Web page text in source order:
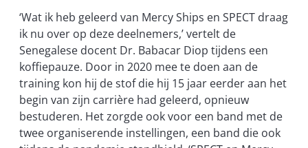
‘Wat ik heb geleerd van Mercy Ships en SPECT draag
ik nu over op deze deelnemers,’ vertelt de
Senegalese docent Dr. Babacar Diop tijdens een
koffiepauze. Door in 2020 mee te doen aan de
training kon hij de stof die hij 15 jaar eerder aan het
begin van zijn carrière had geleerd, opnieuw
bestuderen. Het zorgde ook voor een band met de
twee organiserende instellingen, een band die ook